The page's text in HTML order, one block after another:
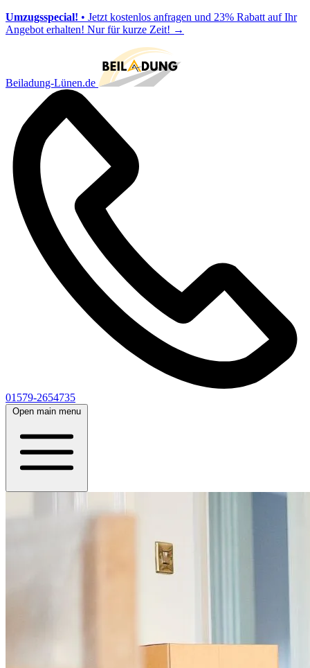
Umzugsspecial! • Jetzt kostenlos anfragen und 23% Rabatt auf Ihr
Angebot erhalten! Nur für kurze Zeit! →
Beiladung-Lünen.de
01579-2654735
Open main menu